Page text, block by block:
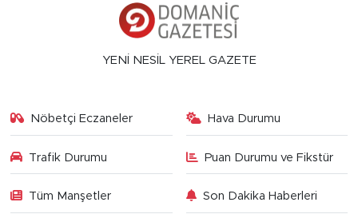
YENİ NESİL YEREL GAZETE
Nöbetçi Eczaneler Hava Durumu
Trafik Durumu Puan Durumu ve Fikstür
Tüm Manşetler Son Dakika Haberleri